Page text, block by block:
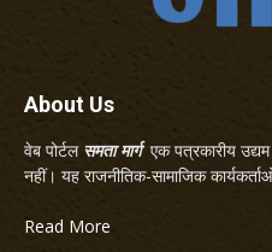
About Us
वेब पोर्टल समता मार्गएक पत्रकारीय
नहीं। यह राजनीतिक-सामाजिक
Read More